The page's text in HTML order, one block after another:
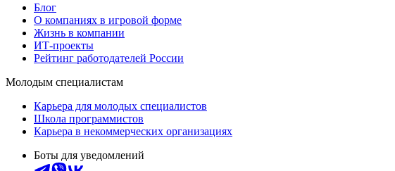
Блог
О компаниях в игровой форме
Жизнь в компании
ИТ-проекты
Рейтинг работодателей России
Молодым специалистам
Карьера для молодых специалистов
Школа программистов
Карьера в некоммерческих организациях
Боты для уведомлений